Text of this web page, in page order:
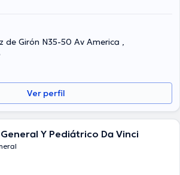
Ver perfil
Y Pediátrico Da Vinci